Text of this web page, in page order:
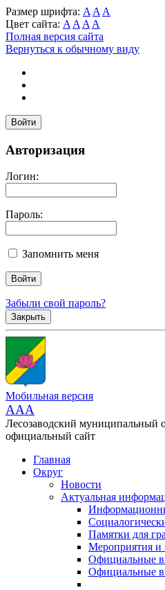
Размер шрифта: A A A
Цвет сайта: A A A A
Полная версия сайта
Вернуться к обычному виду
Войти
Авторизация
Логин:
Пароль:
Запомнить меня
Забыли свой пароль?
Закрыть
Мобильная версия
AAA
Лесозаводский муниципальный
официальный сайт
Главная
Округ
Новости
Актуальная
Памятки для
Мероприятия и
Официальные
Официальные